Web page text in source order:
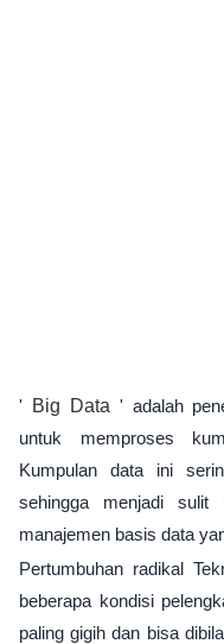
' Big Data ' adalah
untuk memproses
Kumpulan data ini
sehingga menjadi sulit
manajemen basis data
Pertumbuhan radikal
beberapa kondisi
paling gigih dan bisa